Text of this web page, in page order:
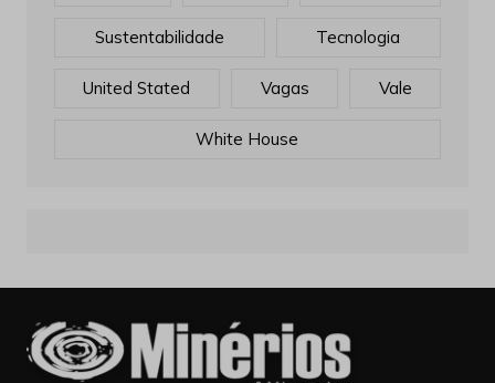
Sustentabilidade Tecnologia
United Stated Vagas Vale
White House